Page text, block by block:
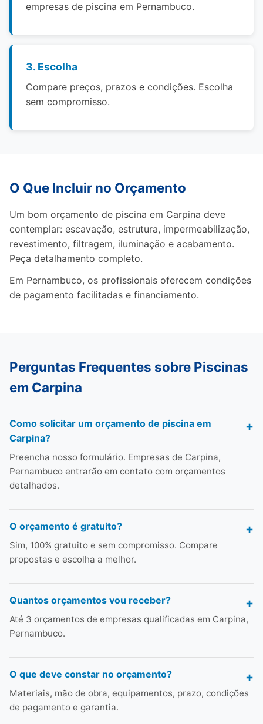
empresas de piscina em Pernambuco.
3. Escolha
Compare preços, prazos e condições. Escolha
sem compromisso.
O Que Incluir no Orçamento
Um bom orçamento de piscina em Carpina deve
contemplar: escavação, estrutura, impermeabilização,
revestimento, filtragem, iluminação e acabamento.
Peça detalhamento completo.
Em Pernambuco, os profissionais oferecem condições
de pagamento facilitadas e financiamento.
Perguntas Frequentes sobre Piscinas
em Carpina
Como solicitar um orçamento de piscina em
Carpina?
Preencha nosso formulário. Empresas de Carpina,
Pernambuco entrarão em contato com orçamentos
detalhados.
O orçamento é gratuito?
Sim, 100% gratuito e sem compromisso. Compare
propostas e escolha a melhor.
Quantos orçamentos vou receber?
Até 3 orçamentos de empresas qualificadas em Carpina,
Pernambuco.
O que deve constar no orçamento?
Materiais, mão de obra, equipamentos, prazo, condições
de pagamento e garantia.